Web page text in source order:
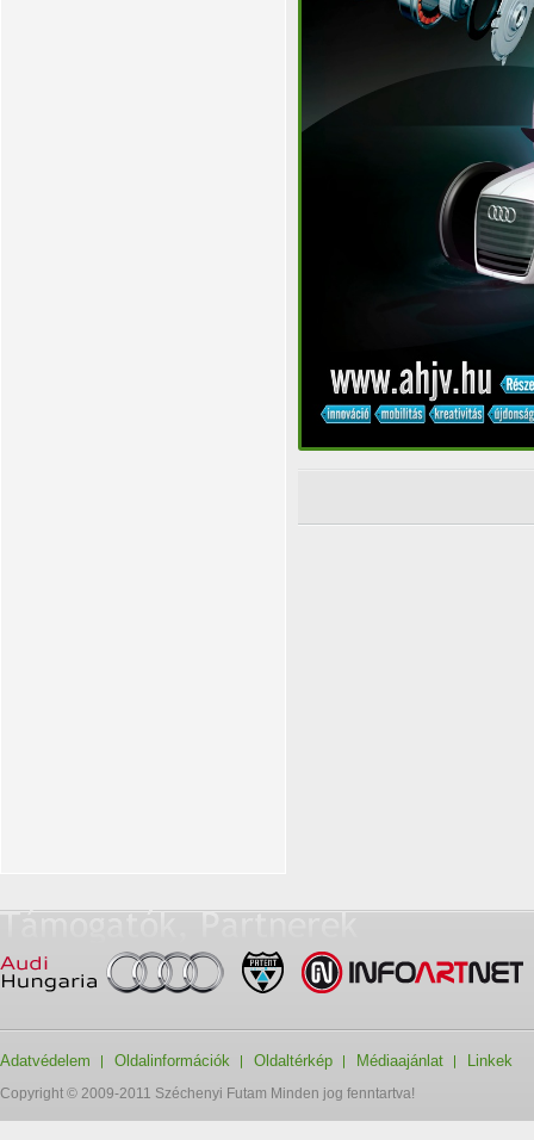
Adatvédelem Oldalinformációk Oldaltérkép Médiaajánlat Linkek
Copyright © 2009-2011 Széchenyi Futam Minden jog fenntartva!